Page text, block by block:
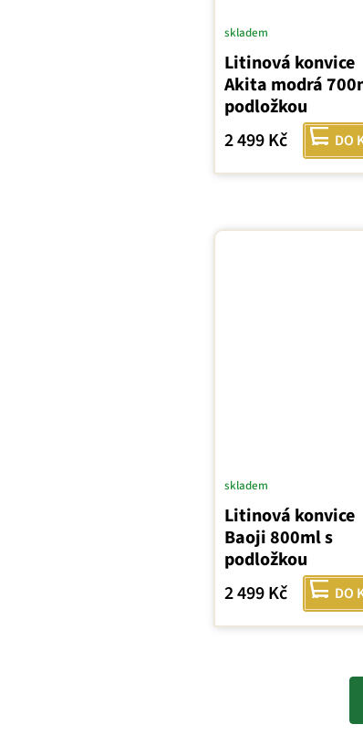
Litinová konvice
Akita modrá
podložkou
skladem
2 499 Kč DO
Litinová konvice
Baoji 800ml s
podložkou
skladem
2 499 Kč DO